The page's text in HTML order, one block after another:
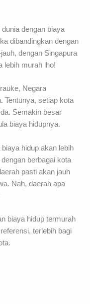
dunia dengan biaya
dibandingkan dengan
dengan Singapura
lebih murah lho!
Negara
Tentunya, setiap kota
Semakin besar
biaya hidupnya.
hidup akan lebih
berbagai kota
pasti akan jauh
Nah, daerah apa
biaya hidup termurah
terlebih bagi